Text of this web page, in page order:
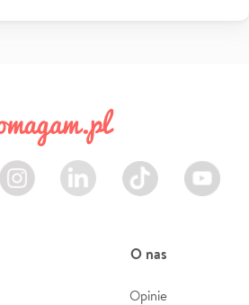
Instagram LinkedIn TikTok Youtube
O nas
Opinie